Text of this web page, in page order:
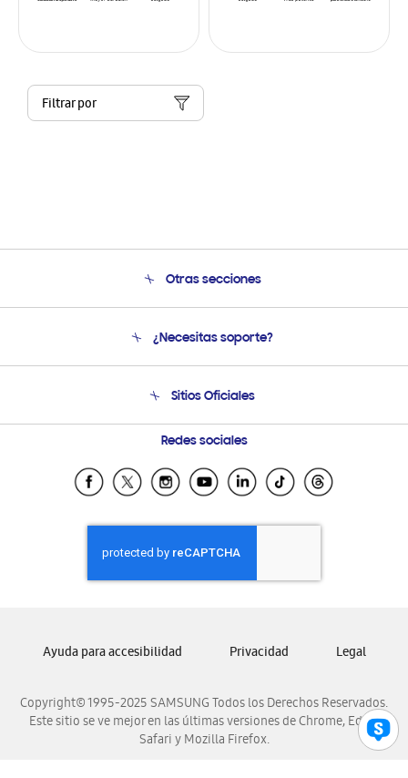
Filtrar por
Otras secciones
Soporte
Condiciones de Compra
¿Necesitas soporte?
Soporte vía eMail
Preguntas Frecuentes
Sitios Oficiales
Samsung Costa Rica
Samsung Ecuador
Samsung El Salvador
Samsung Guatemala
Samsung Honduras
Samsung Nicaragua
Samsung Venezuela
Redes sociales
Copyright© 1995-2025 SAMSUNG Todos los Derechos Reservados.
Este sitio se ve mejor en las últimas versiones de Chrome, Edge,
Safari y Mozilla Firefox.
Ayuda para accesibilidad Privacidad Legal